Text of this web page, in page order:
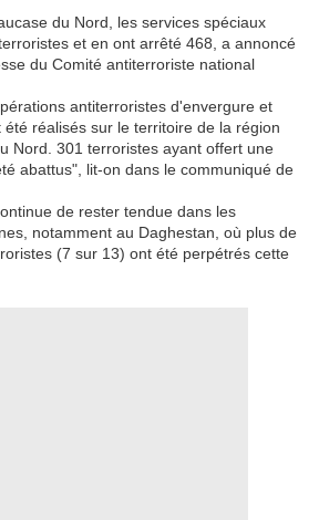
du Nord, les services spéciaux
et en ont arrêté 468, a annoncé
du Comité antiterroriste national
antiterroristes d'envergure et
réalisés sur le territoire de la région
Nord. 301 terroristes ayant offert une
abattus", lit-on dans le communiqué de
de rester tendue dans les
notamment au Daghestan, où plus de
(7 sur 13) ont été perpétrés cette